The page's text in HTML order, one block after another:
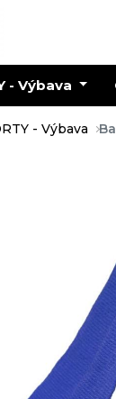
- Výbava
- Výbava